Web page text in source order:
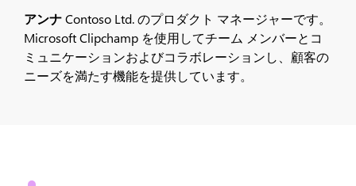
アンナContoso Ltd. のプロダクト マネージャーです。
Microsoft Clipchamp を使用してチーム メンバーとコ
ミュニケーションおよびコラボレーションし、顧客の
ニーズを満たす機能を提供しています。